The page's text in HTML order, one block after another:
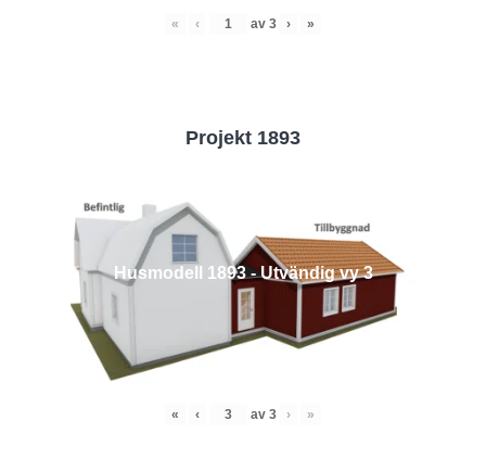
« ‹ av 3 › »
Projekt 1893
Husmodell 1893 - Utvändig vy 3
« ‹ av 3 › »